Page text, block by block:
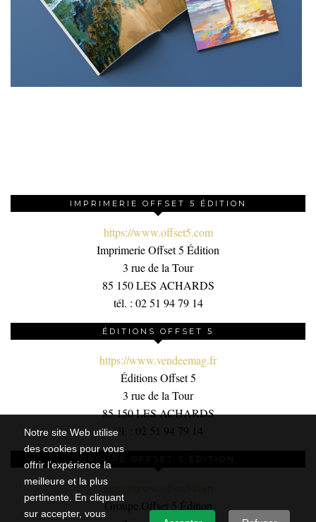
Notre site Web utilise
des cookies pour vous
offrir l’expérience la
meilleure et la plus
pertinente. En cliquant
sur accepter, vous
IMPRIMERIE OFFSET 5 ÉDITION
https://www.offset5.com
Imprimerie Offset 5 Édition
3 rue de la Tour
85 150 LES ACHARDS
tél. : 02 51 94 79 14
ÉDITIONS OFFSET 5
https://www.vendeemag.fr
Éditions Offset 5
3 rue de la Tour
85 150 LES ACHARDS
tél. : 02 51 94 79 14
GROUPE OFFSET 5 ÉDITION
https://www.offset5.com
Groupe Offset 5 Édition